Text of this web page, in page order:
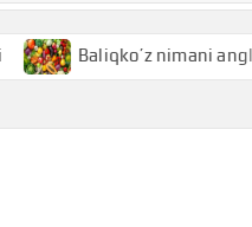
Baliqko’z nimani anglatishini